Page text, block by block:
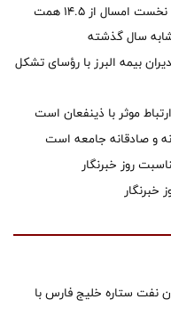
حق بیمه تولیدی بیمه ملت در چهار ماه نخست امسال از 14.5 همت
بیمه البرز با رؤسای تشکل
موثر با ذینفعان است
و صادقانه جامعه است
روز خبرنگار
خبرنگار
نفت ستاره خلیج فارس با